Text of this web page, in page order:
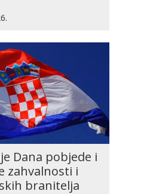
Dana pobjede i
zahvalnosti i
branitelja